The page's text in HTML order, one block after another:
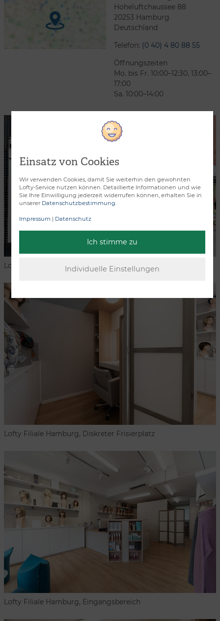
Hoheluftchaussee 88
20253 Hamburg
Deutschland
Telefon: (0 40) 4 80 88 55
Öffnungszeiten
Mo. bis Fr. 10:00–12:30, 13:00–
17:00
Sa. 10:00–14:00
Lofty Filiale Hamburg, Außenansicht
Lofty Filiale Hamburg, Diskreter Frisierplatz
Lofty Filiale Hamburg, Eingangsbereich
Einsatz von Cookies
Wir verwenden Cookies, damit Sie weiterhin den gewohnten
Lofty-Service nutzen können. Detaillierte Informationen und wie
Sie Ihre Einwilligung jederzeit widerrufen können, erhalten Sie in
unserer Datenschutzbestimmung.
Impressum | Datenschutz
Ich stimme zu